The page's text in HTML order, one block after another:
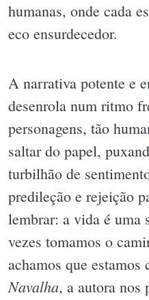
humanas, onde cada
eco ensurdecedor.
A narrativa potente e
desenrola num ritmo
personagens, tão
saltar do papel,
turbilhão de
predileção e rejeição
lembrar: a vida é uma
vezes tomamos o
achamos que estamos
Navalha, a autora nos